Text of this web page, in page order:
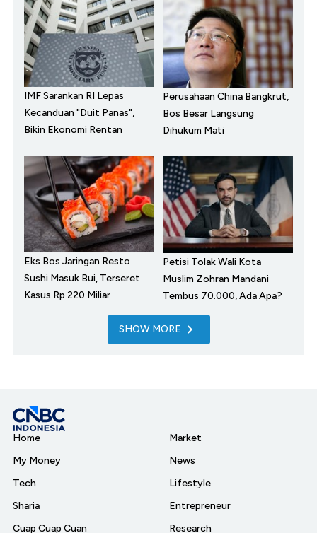
IMF Sarankan RI Lepas
Kecanduan "Duit Panas",
Bikin Ekonomi Rentan
Perusahaan China Bangkrut,
Bos Besar Langsung
Dihukum Mati
Eks Bos Jaringan Resto
Sushi Masuk Bui, Terseret
Kasus Rp 220 Miliar
Petisi Tolak Wali Kota
Muslim Zohran Mandani
Tembus 70.000, Ada Apa?
SHOW MORE
Home
My Money
Tech
Sharia
Cuap Cuap Cuan
Market
News
Lifestyle
Entrepreneur
Research